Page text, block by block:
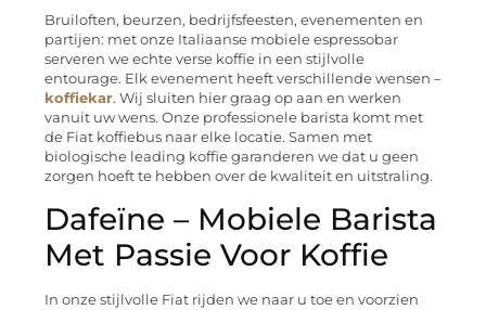
Bruiloften, beurzen, bedrijfsfeesten, evenementen en
partijen: met onze Italiaanse mobiele espressobar
serveren we echte verse koffie in een stijlvolle
entourage. Elk evenement heeft verschillende wensen –
koffiekar. Wij sluiten hier graag op aan en werken
vanuit uw wens. Onze professionele barista komt met
de Fiat koffiebus naar elke locatie. Samen met
biologische leading koffie garanderen we dat u geen
zorgen hoeft te hebben over de kwaliteit en uitstraling.
Dafeïne – Mobiele Barista
Met Passie Voor Koffie
In onze stijlvolle Fiat rijden we naar u toe en voorzien